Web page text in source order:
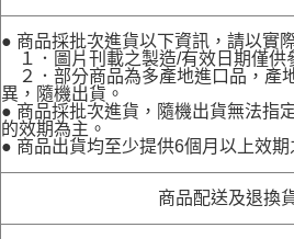
● 商品採批次進貨以下資訊，請以實
１．圖片刊載之製造/有效日期僅供
２．部分商品為多產地進口品，產
異，隨機出貨。
● 商品採批次進貨，隨機出貨無法指
的效期為主。
● 商品出貨均至少提供6個月以上效期
商品配送及退換